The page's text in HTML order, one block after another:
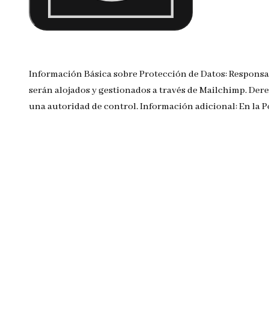
Información Básica sobre Protección de Datos:
serán alojados y gestionados a través de Mailchimp.
una autoridad de control. Información adicional: En la